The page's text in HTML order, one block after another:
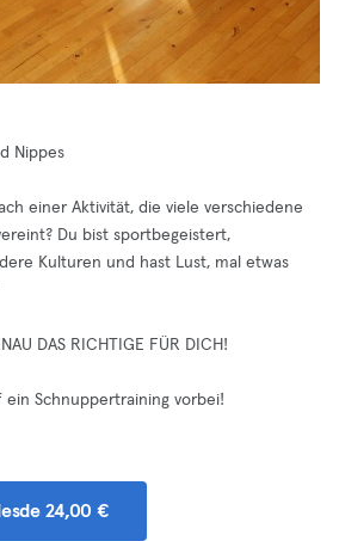
Nippes
einer Aktivität, die viele verschiedene
Du bist sportbegeistert,
Kulturen und hast Lust, mal etwas
DAS RICHTIGE FÜR DICH!
ein Schnuppertraining vorbei!
24,00 €